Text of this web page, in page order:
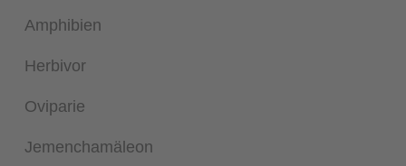
Amphibien
Herbivor
Oviparie
Jemenchamäleon